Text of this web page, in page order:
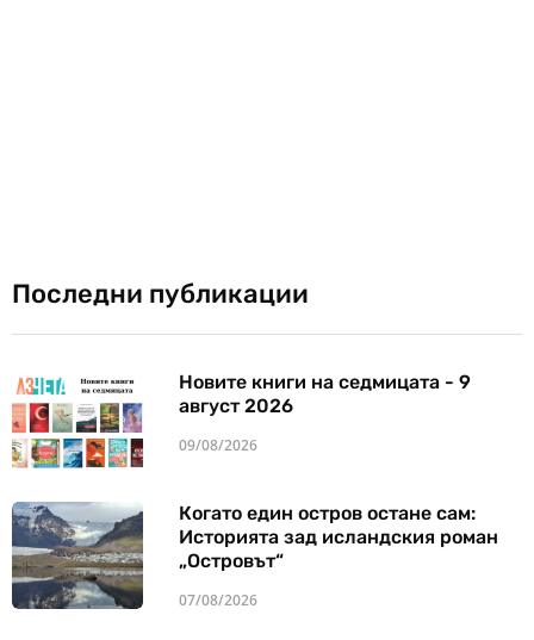
Последни публикации
Новите книги на седмицата - 9
август 2026
09/08/2026
Когато един остров остане сам:
Историята зад исландския роман
„Островът“
07/08/2026